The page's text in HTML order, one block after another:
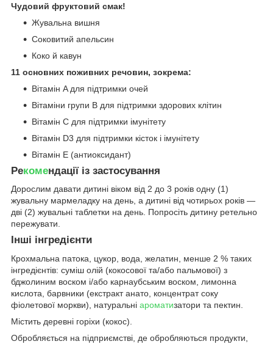
Чудовий фруктовий смак!
Жувальна вишня
Соковитий апельсин
Коко й кавун
11 основних поживних речовин, зокрема:
Вітамін A для підтримки очей
Вітаміни групи B для підтримки здорових клітин
Вітамін C для підтримки імунітету
Вітамін D3 для підтримки кісток і імунітету
Вітамін Е (антиоксидант)
Рекомендації із застосування
Дорослим давати дитині віком від 2 до 3 років одну (1)
жувальну мармеладку на день, а дитині від чотирьох років —
дві (2) жувальні таблетки на день. Попросіть дитину ретельно
пережувати.
Інші інгредієнти
Крохмальна патока, цукор, вода, желатин, менше 2 % таких
інгредієнтів: суміш олій (кокосової та/або пальмової) з
бджолиним воском і/або карнаубським воском, лимонна
кислота, барвники (екстракт анато, концентрат соку
фіолетової моркви), натуральні ароматизатори та пектин.
Містить деревні горіхи (кокос).
Обробляється на підприємстві, де обробляються продукти,